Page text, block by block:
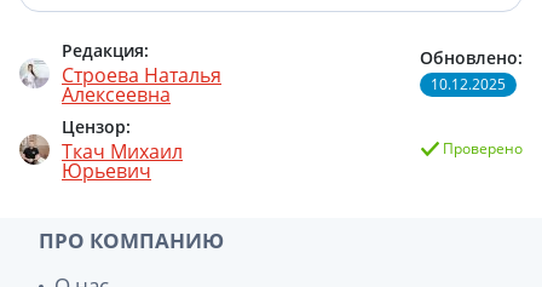
Редакция:
Строева Наталья
Алексеевна
Цензор:
Ткач Михаил
Юрьевич
Обновлено:
10.12.2025
Проверено
ПРО КОМПАНИЮ